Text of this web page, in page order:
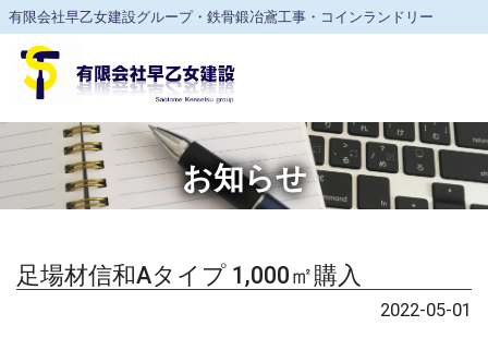
有限会社早乙女建設グループ・鉄骨鍛冶鳶工事・コインランドリー
お知らせ
足場材信和Aタイプ 1,000㎡購入
2022-05-01